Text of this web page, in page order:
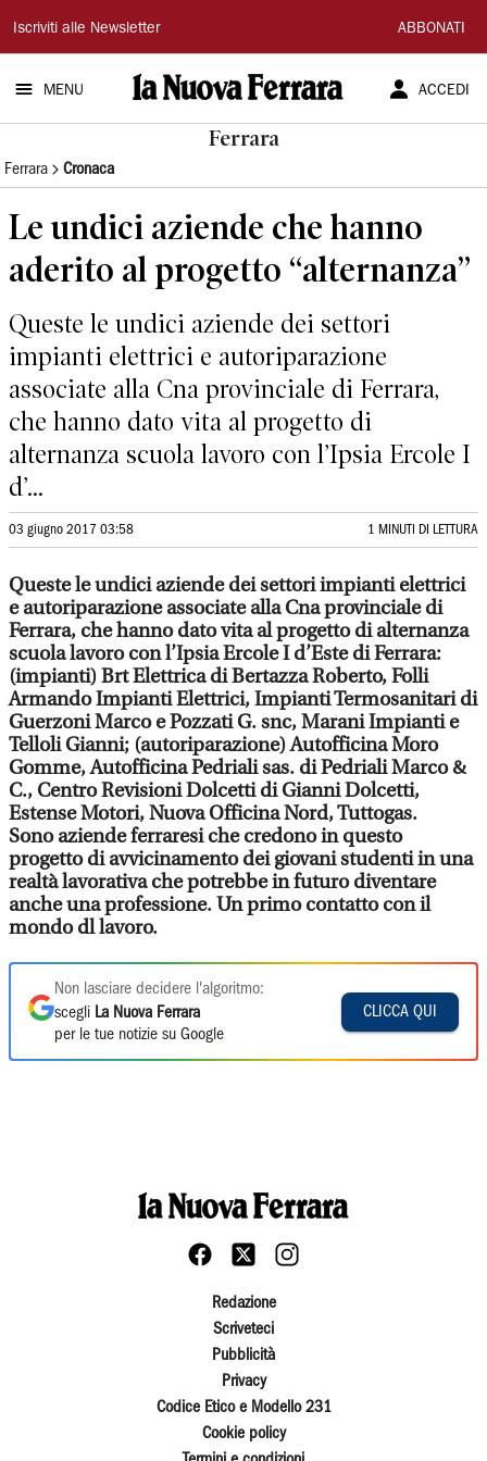
La
Nuova
Ferrara
Iscriviti alle Newsletter ABBONATI
MENU ACCEDI
Ferrara
Ferrara Cronaca
Le undici aziende che hanno
aderito al progetto “alternanza”
Queste le undici aziende dei settori
impianti elettrici e autoriparazione
associate alla Cna provinciale di Ferrara,
che hanno dato vita al progetto di
alternanza scuola lavoro con l’Ipsia Ercole I
d’...
03 giugno 2017 03:58 1 MINUTI DI LETTURA
Queste le undici aziende dei settori impianti elettrici
e autoriparazione associate alla Cna provinciale di
Ferrara, che hanno dato vita al progetto di alternanza
scuola lavoro con l’Ipsia Ercole I d’Este di Ferrara:
(impianti) Brt Elettrica di Bertazza Roberto, Folli
Armando Impianti Elettrici, Impianti Termosanitari di
Guerzoni Marco e Pozzati G. snc, Marani Impianti e
Telloli Gianni; (autoriparazione) Autofficina Moro
Gomme, Autofficina Pedriali sas. di Pedriali Marco &
C., Centro Revisioni Dolcetti di Gianni Dolcetti,
Estense Motori, Nuova Officina Nord, Tuttogas.
Sono aziende ferraresi che credono in questo
progetto di avvicinamento dei giovani studenti in una
realtà lavorativa che potrebbe in futuro diventare
anche una professione. Un primo contatto con il
mondo dl lavoro.
Non lasciare decidere l'algoritmo:
scegli La Nuova Ferrara
per le tue notizie su Google
CLICCA QUI
Redazione
Scriveteci
Pubblicità
Privacy
Codice Etico e Modello 231
Cookie policy